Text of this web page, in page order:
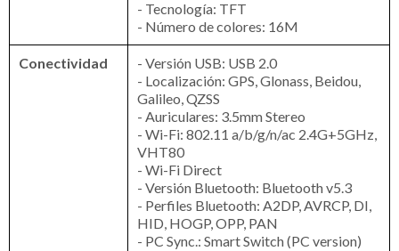
- Tecnología: TFT
- Número de colores: 16M
Conectividad
- Versión USB: USB 2.0
- Localización: GPS, Glonass, Beidou,
Galileo, QZSS
- Auriculares: 3.5mm Stereo
- Wi-Fi: 802.11 a/b/g/n/ac 2.4G+5GHz,
VHT80
- Wi-Fi Direct
- Versión Bluetooth: Bluetooth v5.3
- Perfiles Bluetooth: A2DP, AVRCP, DI,
HID, HOGP, OPP, PAN
- PC Sync.: Smart Switch (PC version)